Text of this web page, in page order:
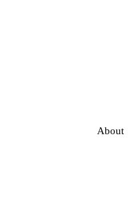
About